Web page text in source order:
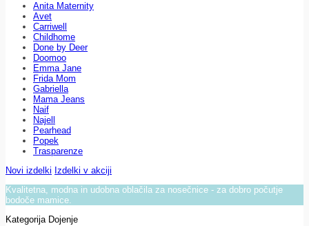
Anita Maternity
Avet
Carriwell
Childhome
Done by Deer
Doomoo
Emma Jane
Frida Mom
Gabriella
Mama Jeans
Naif
Najell
Pearhead
Popek
Trasparenze
Novi izdelki Izdelki v akciji
Kvalitetna, modna in udobna oblačila za nosečnice - za dobro počutje
bodoče mamice.
Kategorija Dojenje